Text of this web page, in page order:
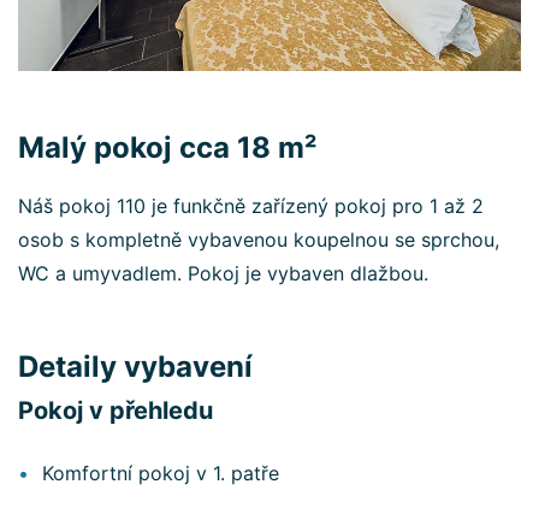
Malý pokoj cca 18 m²
Náš pokoj 110 je funkčně zařízený pokoj pro 1 až 2
osob s kompletně vybavenou koupelnou se sprchou,
WC a umyvadlem. Pokoj je vybaven dlažbou.
Detaily vybavení
Pokoj v přehledu
Komfortní pokoj v 1. patře